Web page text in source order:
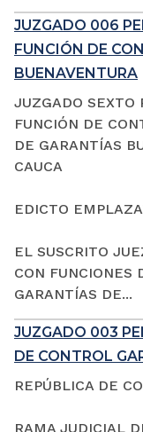
JUZGADO 006
FUNCIÓN DE
BUENAVENTURA
JUZGADO SEXTO
FUNCIÓN DE
DE GARANTÍAS
CAUCA
EDICTO
EL SUSCRITO
CON FUNCIONES
GARANTÍAS DE...
JUZGADO 003
DE CONTROL
REPÚBLICA DE
RAMA JUDICIAL